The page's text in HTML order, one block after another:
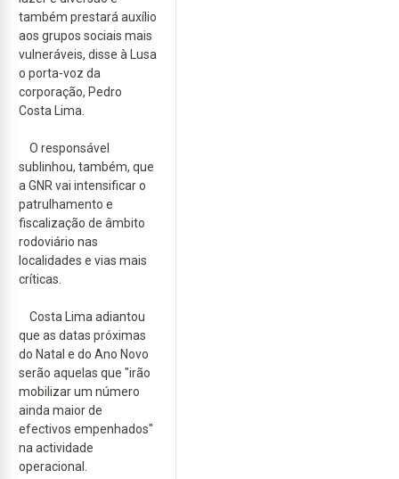
também prestará auxílio
aos grupos sociais mais
vulneráveis, disse à Lusa
o porta-voz da
corporação, Pedro
Costa Lima.
O responsável
sublinhou, também, que
a GNR vai intensificar o
patrulhamento e
fiscalização de âmbito
rodoviário nas
localidades e vias mais
críticas.
Costa Lima adiantou
que as datas próximas
do Natal e do Ano Novo
serão aquelas que "irão
mobilizar um número
ainda maior de
efectivos empenhados"
na actividade
operacional.